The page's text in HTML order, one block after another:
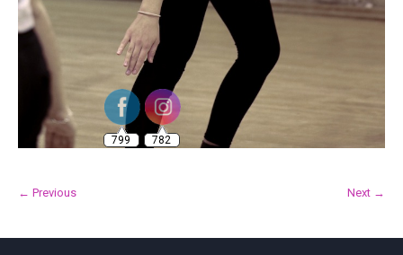
← Previous Next →
799 782